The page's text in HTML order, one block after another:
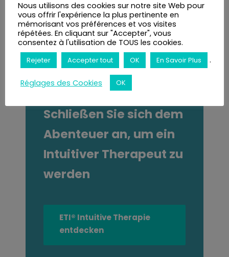
Schließen Sie sich dem
Abenteuer an, um ein
Intuitiver Therapeut zu
werden
ETI® Intuitive Therapie
entdecken
Nous utilisons des cookies sur notre site Web pour
vous offrir l'expérience la plus pertinente en
mémorisant vos préférences et vos visites
répétées. En cliquant sur "Accepter", vous
consentez à l'utilisation de TOUS les cookies.
Rejeter Accepter tout OK En Savoir Plus .
Réglages des Cookies OK